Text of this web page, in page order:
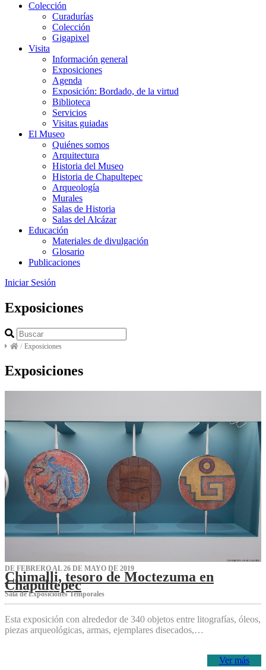
Colección
Curadurías
Colección
Gigapixel
Visita
Información general
Exposiciones
Agenda
Exposición: Bordado, de la virtud
Biblioteca
Servicios
Visitas guiadas
El Museo
Quiénes somos
Arquitectura
Historia del Museo
Historia de Chapultepec
Arqueología
Murales
Salas de Historia
Salas del Alcázar
Educación
Materiales de divulgación
Glosario
Publicaciones
Iniciar Sesión
Exposiciones
/ Exposiciones
Exposiciones
DE FEBRERO AL 26 DE MAYO DE 2019
Chimalli, tesoro de Moctezuma en
Chapultepec
Sala de Exposiciones Temporales
Esta exposición con alrededor de 340 objetos entre litografías, óleos,
piezas arqueológicas, armas, ejemplares disecados,…
Ver más